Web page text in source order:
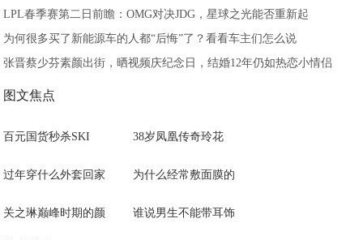
LPL春季赛第二日前瞻：OMG对决JDG，星球之光能否重新起
为何很多买了新能源车的人都“后悔”了？看看车主们怎么说
张晋蔡少芬素颜出街，晒视频庆纪念日，结婚12年仍如热恋小情侣
图文焦点
百元国货秒杀SKI 38岁凤凰传奇玲花
过年穿什么外套回家 为什么经常敷面膜的
关之琳巅峰时期的颜 谁说男生不能带耳饰